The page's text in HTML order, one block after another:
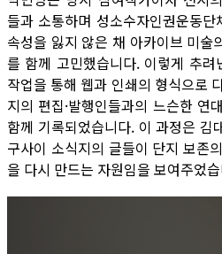
들과 소통하며 성소수자인권운동
속성을 잃지 않은 채 아카이브 미술
를 함께 고민했습니다. 이렇게 추
작업을 통해 웹과 인쇄의 형식으로
지의 편집·발행인들과의 느슨한 연
함께 기록되었습니다. 이 과정은 김
구사이 소식지의 글들이 단지 보존
을 다시 만드는 자원임을 보여주었